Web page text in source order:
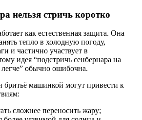
нельзя стричь коротко
как естественная защита. Она
тепло в холодную погоду,
и частично участвует в
идея “подстричь сенбернара на
обычно ошибочна.
бритьё машинкой могут привести к
сложнее переносить жару;